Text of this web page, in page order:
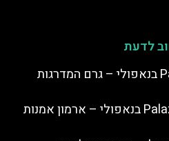
לדעת
Palazzo dello Spagnolo בנאפולי – גרם המדרגות
Palazzo Zevallos Stigliano בנאפולי – ארמון אמנות